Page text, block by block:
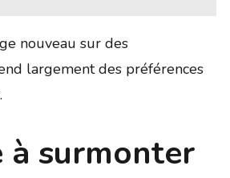
nouveau sur des
largement des préférences
à surmonter